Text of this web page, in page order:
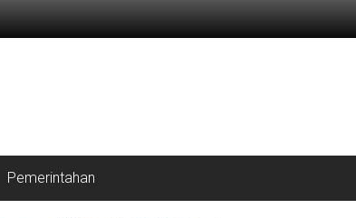
Pemerintahan